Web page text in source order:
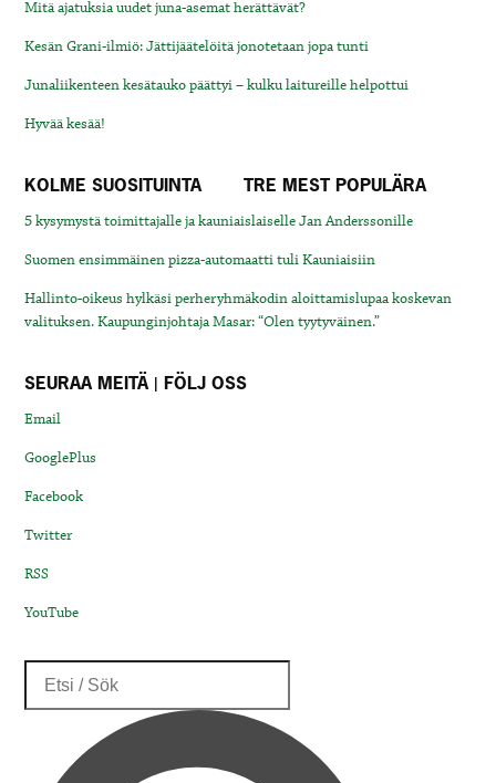
Mitä ajatuksia uudet juna-asemat herättävät?
Kesän Grani-ilmiö: Jättijäätelöitä jonotetaan jopa tunti
Junaliikenteen kesätauko päättyi – kulku laitureille helpottui
Hyvää kesää!
KOLME SUOSITUINTA TRE MEST POPULÄRA
5 kysymystä toimittajalle ja kauniaislaiselle Jan Anderssonille
Suomen ensimmäinen pizza-automaatti tuli Kauniaisiin
Hallinto-oikeus hylkäsi perheryhmäkodin aloittamislupaa koskevan
valituksen. Kaupunginjohtaja Masar: “Olen tyytyväinen.”
SEURAA MEITÄ | FÖLJ OSS
Email
GooglePlus
Facebook
Twitter
RSS
YouTube